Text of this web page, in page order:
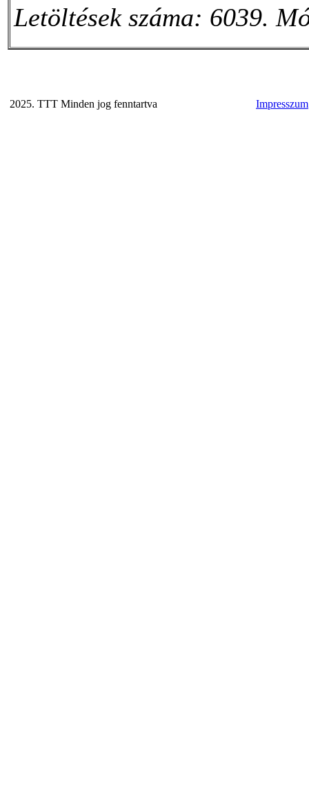
Letöltések száma: 6039.
2025. TTT Minden jog fenntartva Impresszum